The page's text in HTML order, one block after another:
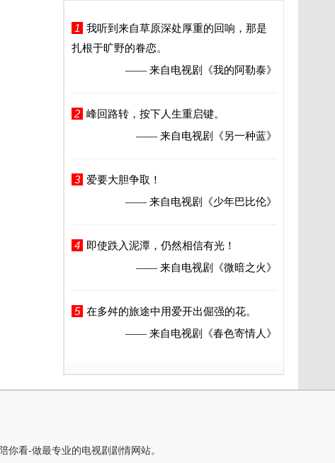
1
我听到来自草原深处厚重的回响，那是
扎根于旷野的眷恋。
—— 来自电视剧
《我的阿勒泰》
2 峰回路转，按下人生重启键。
—— 来自电视剧
《另一种蓝》
3
爱要大胆争取！
—— 来自电视剧
《少年巴比伦》
4
即使跌入泥潭，仍然相信有光！
—— 来自电视剧
《微暗之火》
5 在多舛的旅途中用爱开出倔强的花。
—— 来自电视剧
《春色寄情人》
看-做最专业的电视剧剧情网站。